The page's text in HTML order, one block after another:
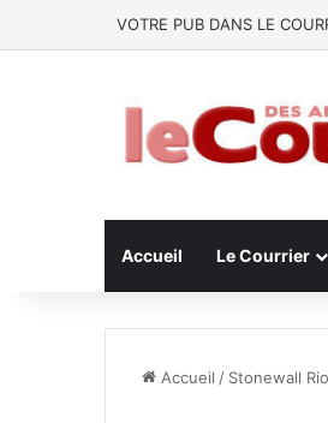
VOTRE PUB DANS LE
Accueil Le Courrier
Accueil / Stonewall